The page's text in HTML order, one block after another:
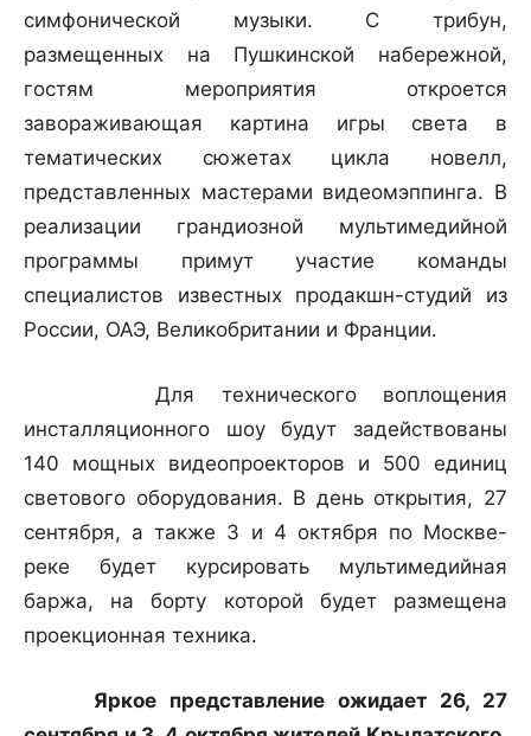
симфонической музыки. С трибун,
размещенных на Пушкинской набережной,
гостям мероприятия откроется
завораживающая картина игры света в
тематических сюжетах цикла новелл,
представленных мастерами видеомэппинга. В
реализации грандиозной мультимедийной
программы примут участие команды
специалистов известных продакшн-студий из
России, ОАЭ, Великобритании и Франции.
Для технического воплощения
инсталляционного шоу будут задействованы
140 мощных видеопроекторов и 500 единиц
светового оборудования. В день открытия, 27
сентября, а также 3 и 4 октября по Москве-
реке будет курсировать мультимедийная
баржа, на борту которой будет размещена
проекционная техника.
Яркое представление ожидает 26, 27